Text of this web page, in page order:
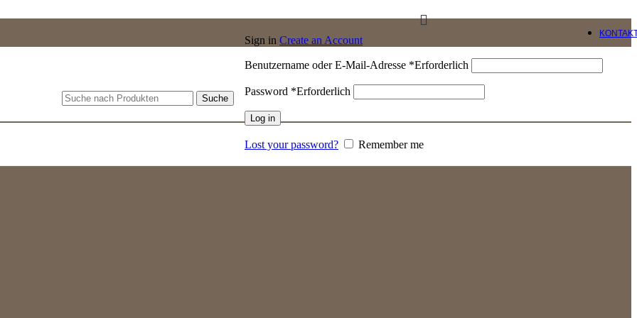
Suche
Sign in Create an Account
Benutzername oder E-Mail-Adresse *Erforderlich
Password *Erforderlich
Log in
Lost your password? Remember me